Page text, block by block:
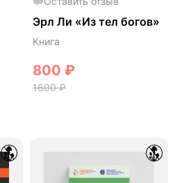
Эрл Ли «Из тел богов»
Книга
800 ₽
1600₽